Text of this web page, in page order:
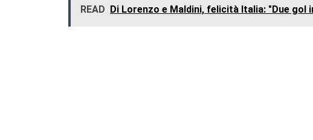
READ Di Lorenzo e Maldini, felicità Italia: "Due gol